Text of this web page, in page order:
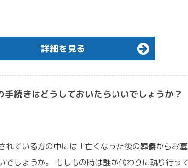
詳細を見る
続きはどうしておいたらいいでしょうか？
れている方の中には「亡くなった後の葬儀からお
でしょうか。 もしもの時は誰か代わりに執り行っ